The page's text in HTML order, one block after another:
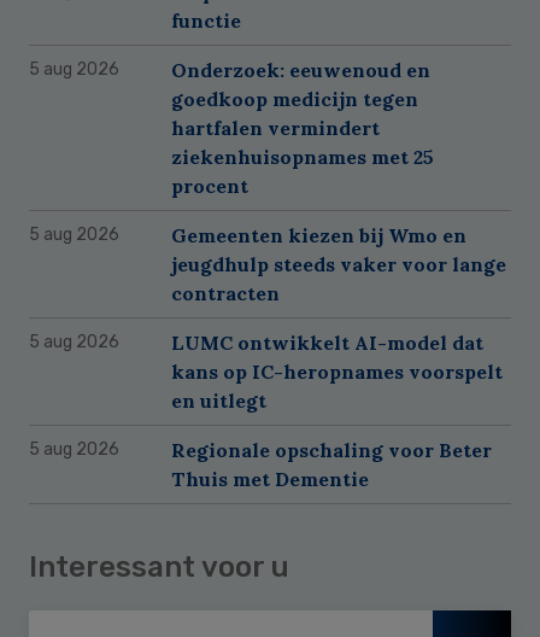
functie
5 aug 2026
Onderzoek: eeuwenoud en
goedkoop medicijn tegen
hartfalen vermindert
ziekenhuisopnames met 25
procent
5 aug 2026
Gemeenten kiezen bij Wmo en
jeugdhulp steeds vaker voor lange
contracten
5 aug 2026
LUMC ontwikkelt AI-model dat
kans op IC-heropnames voorspelt
en uitlegt
5 aug 2026
Regionale opschaling voor Beter
Thuis met Dementie
Interessant voor u